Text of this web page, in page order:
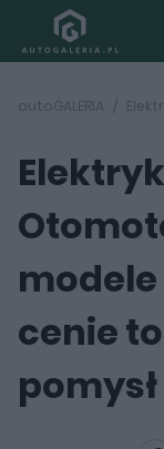
autoGALERIA
cenie
pomysł